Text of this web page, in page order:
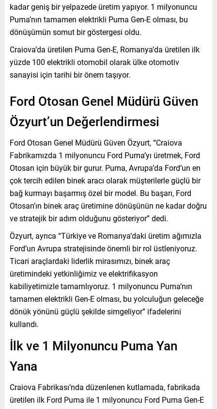
kadar geniş bir yelpazede üretim yapıyor. 1 milyonuncu
Puma’nın tamamen elektrikli Puma Gen-E olması, bu
dönüşümün somut bir göstergesi oldu.
Craiova’da üretilen Puma Gen-E, Romanya’da üretilen ilk
yüzde 100 elektrikli otomobil olarak ülke otomotiv
sanayisi için tarihi bir önem taşıyor.
Ford Otosan Genel Müdürü Güven
Özyurt’un Değerlendirmesi
Ford Otosan Genel Müdürü Güven Özyurt, “Craiova
Fabrikamızda 1 milyonuncu Ford Puma’yı üretmek, Ford
Otosan için büyük bir gurur. Puma, Avrupa’da Ford’un en
çok tercih edilen binek aracı olarak müşterilerle güçlü bir
bağ kurmayı başarmış özel bir model. Bu başarı, Ford
Otosan’ın binek araç üretimine dönüşünün ne kadar doğru
ve stratejik bir adım olduğunu gösteriyor” dedi.
Özyurt, ayrıca “Türkiye ve Romanya’daki üretim ağımızla
Ford’un Avrupa stratejisinde önemli bir rol üstleniyoruz.
Ticari araçlardaki liderlik mirasımızı, binek araç
üretimindeki yetkinliğimiz ve elektrifikasyon
kabiliyetimizle tamamlıyoruz. 1 milyonuncu Puma’nın
tamamen elektrikli Gen-E olması, bu yolculuğun geleceğe
dönük yönünü güçlü şekilde simgeliyor” ifadelerini
kullandı.
İlk ve 1 Milyonuncu Puma Yan
Yana
Craiova Fabrikası’nda düzenlenen kutlamada, fabrikada
üretilen ilk Ford Puma ile 1 milyonuncu Ford Puma Gen-E